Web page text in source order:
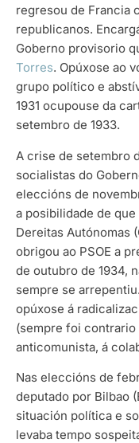
regresou de Francia
republicanos.
Goberno provisorio
Torres. Opúxose ao
grupo político e
1931 ocupouse da
setembro de 1933.
A crise de setembro
socialistas do
eleccións de
a posibilidade de
Dereitas Autónomas
obrigou ao PSOE a
de outubro de 1934,
sempre se
opúxose á
(sempre foi
anticomunista, á
Nas eleccións de
deputado por Bilbao
situación política e
levaba tempo